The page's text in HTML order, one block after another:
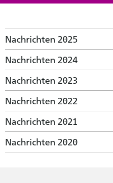
Nachrichten 2025
Nachrichten 2024
Nachrichten 2023
Nachrichten 2022
Nachrichten 2021
Nachrichten 2020